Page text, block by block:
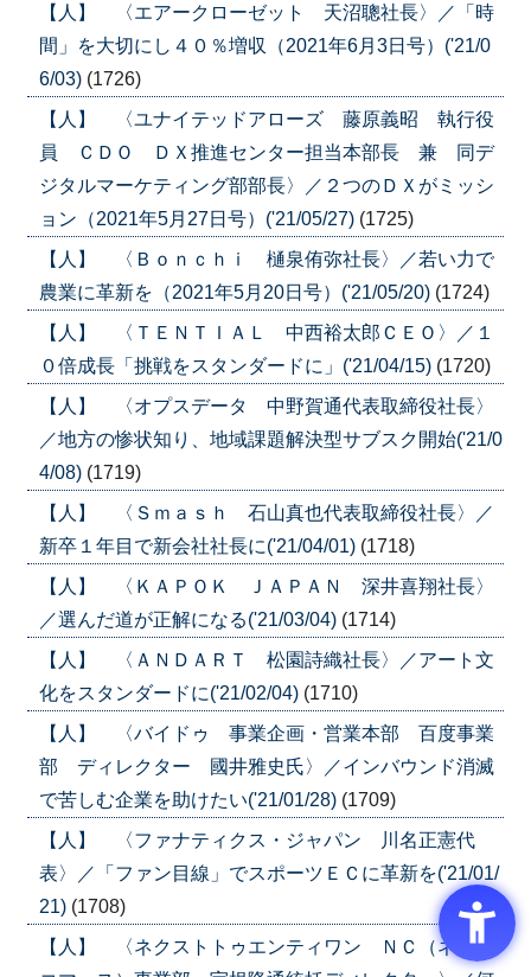
【人】 〈エアークローゼット 天沼聰社長〉／「時
間」を大切にし４０％増収（2021年6月3日号）('21/0
6/03) (1726)
【人】 〈ユナイテッドアローズ 藤原義昭 執行役
員 ＣＤＯ ＤＸ推進センター担当本部長 兼 同デ
ジタルマーケティング部部長〉／２つのＤＸがミッシ
ョン（2021年5月27日号）('21/05/27) (1725)
【人】 〈Ｂｏｎｃｈｉ 樋泉侑弥社長〉／若い力で
農業に革新を（2021年5月20日号）('21/05/20) (1724)
【人】 〈ＴＥＮＴＩＡＬ 中西裕太郎ＣＥＯ〉／１
０倍成長「挑戦をスタンダードに」('21/04/15) (1720)
【人】 〈オプスデータ 中野賀通代表取締役社長〉
／地方の惨状知り、地域課題解決型サブスク開始('21/0
4/08) (1719)
【人】 〈Ｓｍａｓｈ 石山真也代表取締役社長〉／
新卒１年目で新会社社長に('21/04/01) (1718)
【人】 〈ＫＡＰＯＫ ＪＡＰＡＮ 深井喜翔社長〉
／選んだ道が正解になる('21/03/04) (1714)
【人】 〈ＡＮＤＡＲＴ 松園詩織社長〉／アート文
化をスタンダードに('21/02/04) (1710)
【人】 〈バイドゥ 事業企画・営業本部 百度事業
部 ディレクター 國井雅史氏〉／インバウンド消滅
で苦しむ企業を助けたい('21/01/28) (1709)
【人】 〈ファナティクス・ジャパン 川名正憲代
表〉／「ファン目線」でスポーツＥＣに革新を('21/01/
21) (1708)
【人】 〈ネクストトゥエンティワン ＮＣ（ネット